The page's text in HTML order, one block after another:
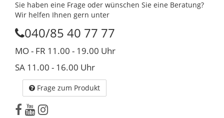
Sie haben eine Frage oder wünschen Sie eine Beratung?
Wir helfen Ihnen gern unter
040/85 40 77 77
MO - FR 11.00 - 19.00 Uhr
SA 11.00 - 16.00 Uhr
Frage zum Produkt